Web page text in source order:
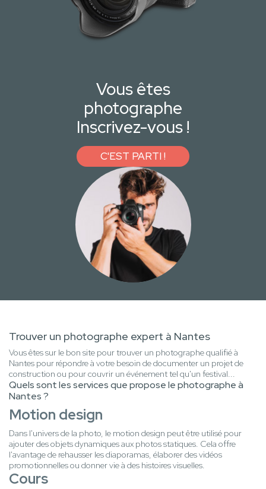
Vous êtes
photographe
Inscrivez-vous !
C'EST PARTI !
Trouver un photographe expert à Nantes
Vous êtes sur le bon site pour trouver un photographe qualifié à
Nantes pour répondre à votre besoin de documenter un projet de
construction ou pour couvrir un événement tel qu'un festival...
Quels sont les services que propose le photographe à
Nantes ?
Motion design
Dans l'univers de la photo, le motion design peut être utilisé pour
ajouter des objets dynamiques aux photos statiques. Cela offre
l'avantage de rehausser les diaporamas, élaborer des vidéos
promotionnelles ou donner vie à des histoires visuelles.
Cours